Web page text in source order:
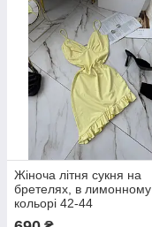
Жіноча літня сукня на
бретелях, в лимонному
кольорі 42-44